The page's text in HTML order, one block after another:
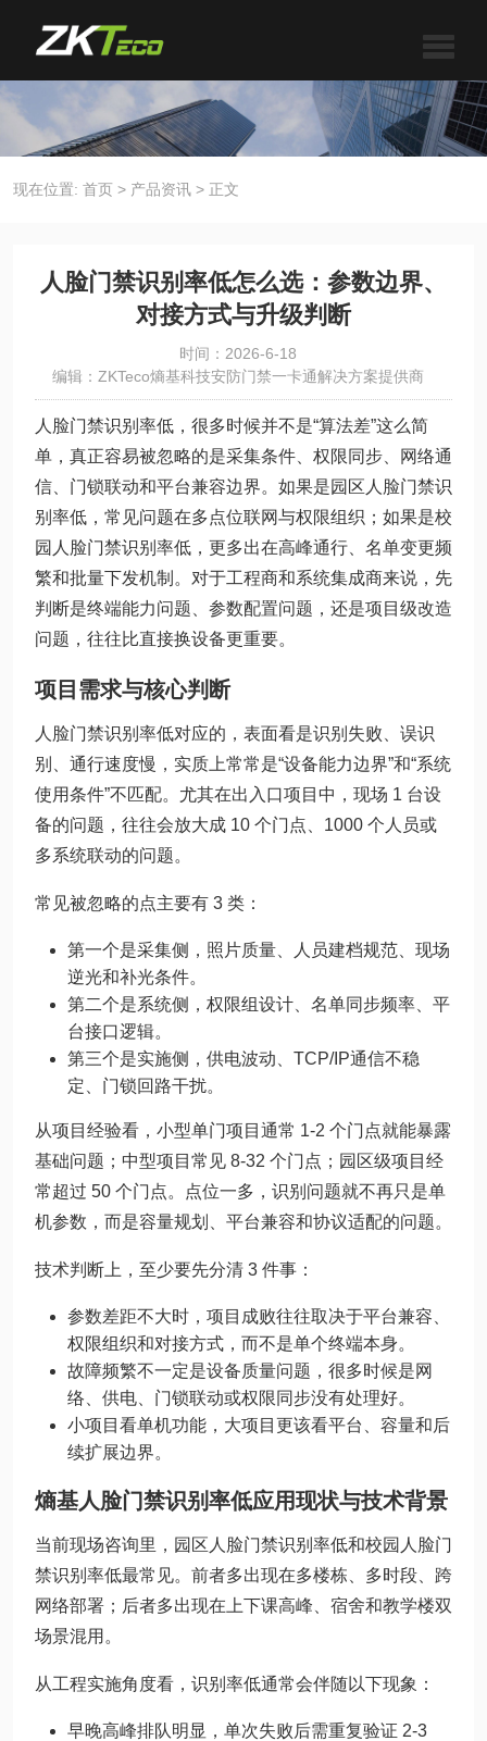
现在位置: 首页 > 产品资讯 > 正文
人脸门禁识别率低怎么选：参数边界、
对接方式与升级判断
时间：2026-6-18
编辑：ZKTeco熵基科技安防门禁一卡通解决方案提供商
人脸门禁识别率低，很多时候并不是“算法差”这么简
单，真正容易被忽略的是采集条件、权限同步、网络通
信、门锁联动和平台兼容边界。如果是园区人脸门禁识
别率低，常见问题在多点位联网与权限组织；如果是校
园人脸门禁识别率低，更多出在高峰通行、名单变更频
繁和批量下发机制。对于工程商和系统集成商来说，先
判断是终端能力问题、参数配置问题，还是项目级改造
问题，往往比直接换设备更重要。
项目需求与核心判断
人脸门禁识别率低对应的，表面看是识别失败、误识
别、通行速度慢，实质上常常是“设备能力边界”和“系统
使用条件”不匹配。尤其在出入口项目中，现场 1 台设
备的问题，往往会放大成 10 个门点、1000 个人员或
多系统联动的问题。
常见被忽略的点主要有 3 类：
第一个是采集侧，照片质量、人员建档规范、现场
逆光和补光条件。
第二个是系统侧，权限组设计、名单同步频率、平
台接口逻辑。
第三个是实施侧，供电波动、TCP/IP通信不稳
定、门锁回路干扰。
从项目经验看，小型单门项目通常 1-2 个门点就能暴露
基础问题；中型项目常见 8-32 个门点；园区级项目经
常超过 50 个门点。点位一多，识别问题就不再只是单
机参数，而是容量规划、平台兼容和协议适配的问题。
技术判断上，至少要先分清 3 件事：
参数差距不大时，项目成败往往取决于平台兼容、
权限组织和对接方式，而不是单个终端本身。
故障频繁不一定是设备质量问题，很多时候是网
络、供电、门锁联动或权限同步没有处理好。
小项目看单机功能，大项目更该看平台、容量和后
续扩展边界。
熵基人脸门禁识别率低应用现状与技术背景
当前现场咨询里，园区人脸门禁识别率低和校园人脸门
禁识别率低最常见。前者多出现在多楼栋、多时段、跨
网络部署；后者多出现在上下课高峰、宿舍和教学楼双
场景混用。
从工程实施角度看，识别率低通常会伴随以下现象：
早晚高峰排队明显，单次失败后需重复验证 2-3